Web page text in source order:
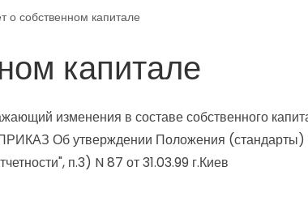
о собственном капитале
капитале
изменения в составе собственного
утверждении Положения (стандарты)
п.3) N 87 от 31.03.99 г.Киев